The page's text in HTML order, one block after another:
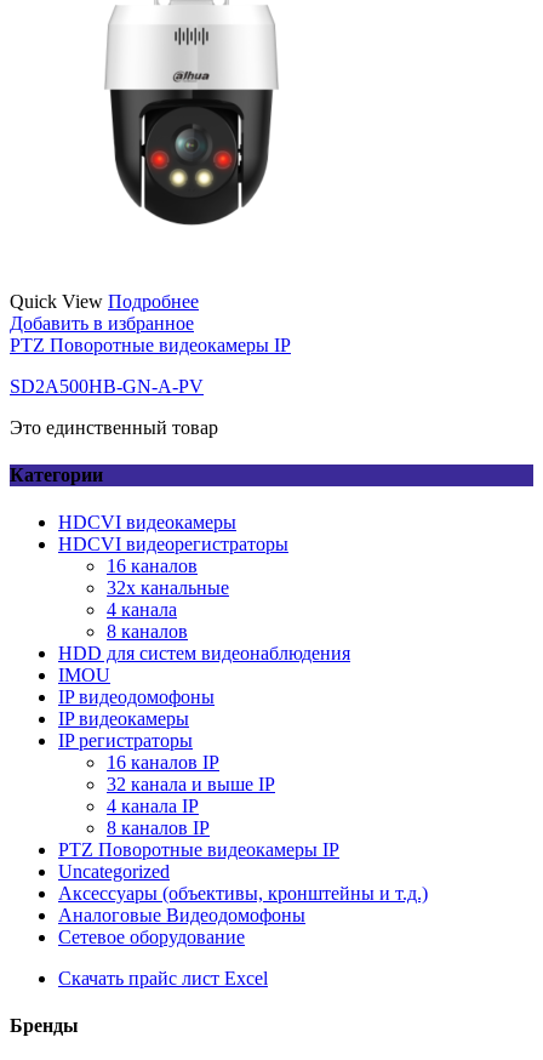
Quick View Подробнее
Добавить в избранное
PTZ Поворотные видеокамеры IP
SD2A500HB-GN-A-PV
Это единственный товар
Категории
HDCVI видеокамеры
HDCVI видеорегистраторы
16 каналов
32х канальные
4 канала
8 каналов
HDD для систем видеонаблюдения
IMOU
IP видеодомофоны
IP видеокамеры
IP регистраторы
16 каналов IР
32 канала и выше IР
4 канала IР
8 каналов IР
PTZ Поворотные видеокамеры IP
Uncategorized
Аксессуары (объективы, кронштейны и т.д.)
Аналоговые Видеодомофоны
Сетевое оборудование
Скачать прайс лист Excel
Бренды